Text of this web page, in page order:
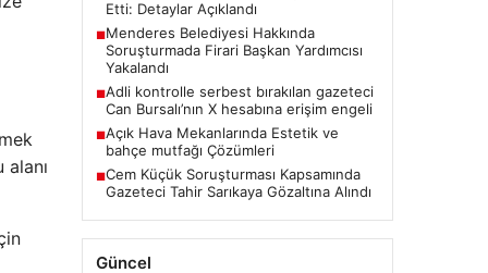
Etti: Detaylar Açıklandı
■Menderes Belediyesi Hakkında
Soruşturmada Firari Başkan Yardımcısı
Yakalandı
■Adli kontrolle serbest bırakılan gazeteci
Can Bursalı’nın X hesabına erişim engeli
■Açık Hava Mekanlarında Estetik ve
bahçe mutfağı Çözümleri
■Cem Küçük Soruşturması Kapsamında
Gazeteci Tahir Sarıkaya Gözaltına Alındı
Güncel